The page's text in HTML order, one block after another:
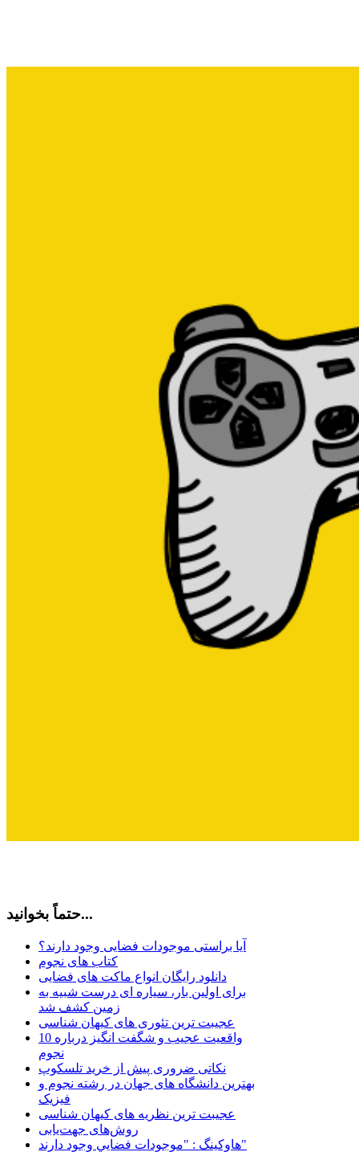
حتماً بخوانید...
آیا براستی موجودات فضایی وجود دارند؟
کتاب های نجوم
دانلود رایگان انواع ماکت های فضایی
برای اولین بار، سیاره ای درست شبیه به
زمین کشف شد
عجیبت ترین تئوری های کیهان شناسی
10 واقعیت عجیب و شگفت انگیز درباره
نجوم
نکاتی ضروری پیش از خرید تلسکوپ
بهترین دانشگاه های جهان در رشته نجوم و
فیزیک
عجیبت ترین نظریه های کیهان شناسی
روش‌های جهت‌یابی
هاوكينگ : "موجودات فضايي وجود دارند"